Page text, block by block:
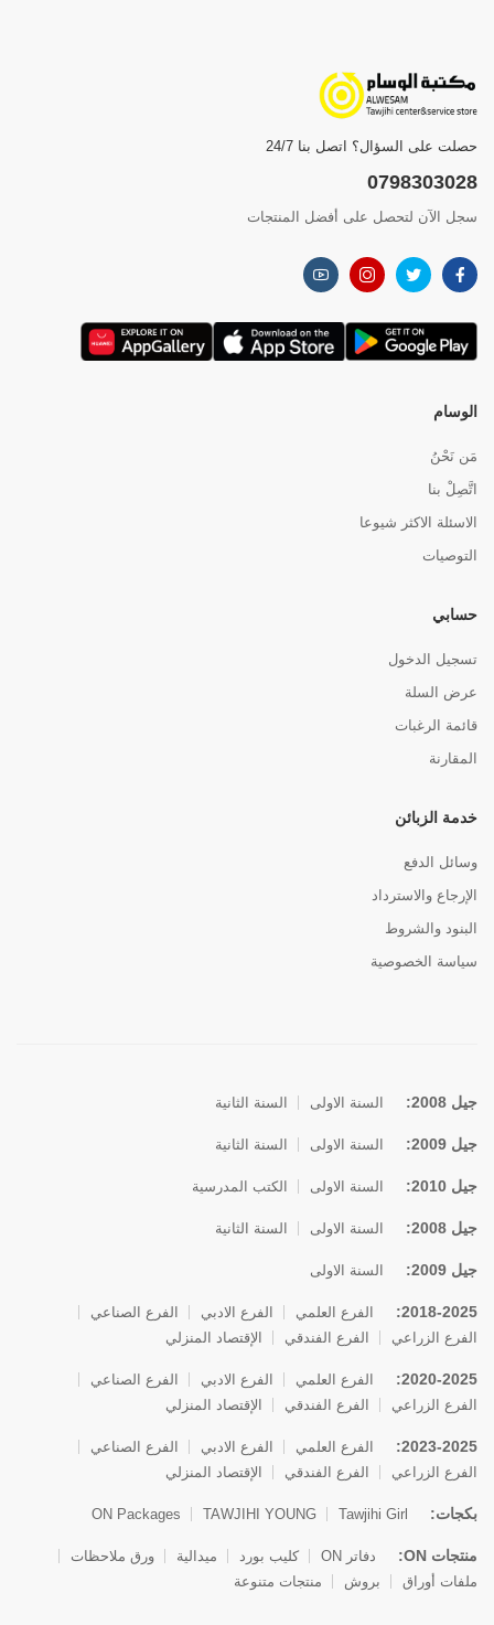
حصلت على السؤال؟ اتصل بنا 24/7
0798303028
سجل الآن لتحصل على أفضل المنتجات
الوسام
مَن نَحْنُ
اتَّصِلْ بنا
الاسئلة الاكثر شيوعا
التوصيات
حسابي
تسجيل الدخول
عرض السلة
قائمة الرغبات
المقارنة
خدمة الزبائن
وسائل الدفع
الإرجاع والاسترداد
البنود والشروط
سياسة الخصوصية
جيل 2008: السنة الاولى السنة الثانية
جيل 2009: السنة الاولى السنة الثانية
جيل 2010: السنة الاولى الكتب المدرسية
جيل 2008: السنة الاولى السنة الثانية
جيل 2009: السنة الاولى
2018-2025: الفرع العلمي الفرع الادبي
الفرع الصناعي
الفرع الزراعي
الفرع الفندقي الإقتصاد المنزلي
2020-2025: الفرع العلمي الفرع الادبي
الفرع الصناعي
الفرع الزراعي
الفرع الفندقي الإقتصاد المنزلي
2023-2025: الفرع العلمي الفرع الادبي
الفرع الصناعي
الفرع الزراعي
الفرع الفندقي الإقتصاد المنزلي
بكجات: Tawjihi Girl
TAWJIHI YOUNG
ON Packages
منتجات ON: دفاتر ON كليب بورد ميدالية
ورق ملاحظات
ملفات أوراق
بروش منتجات متنوعة